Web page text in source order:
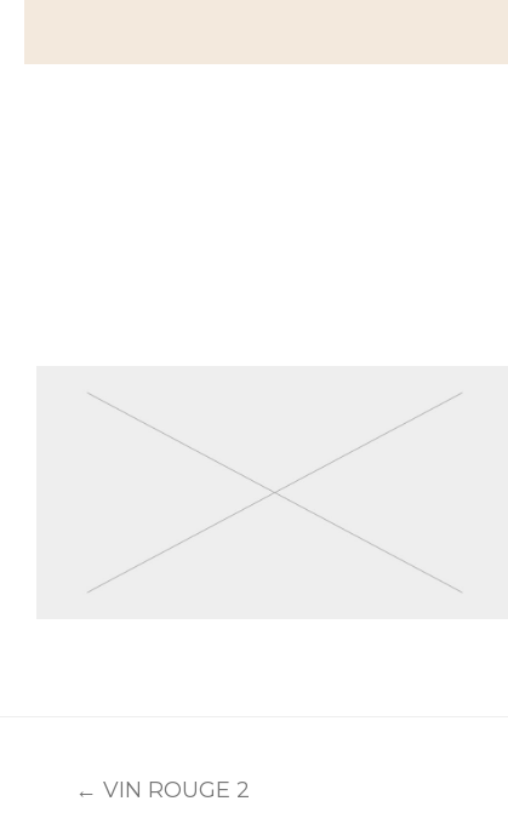
← VIN ROUGE 2